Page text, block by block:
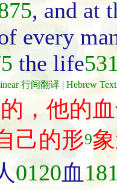
, and at
every
the life
行间翻译 | Hebrew
，他的
己的形9
0120血